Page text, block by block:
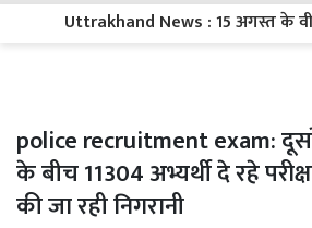
Uttrakhand News : 15 अगस्त के
police recruitment exam:
के बीच 11304 अभ्यर्थी दे रहे
की जा रही निगरानी